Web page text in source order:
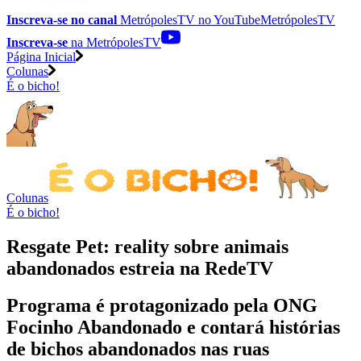
Inscreva-se no canal MetrópolesTV noYouTubeMetrópolesTV
Inscreva-se na MetrópolesTV
Página Inicial
Colunas
É o bicho!
Colunas
É o bicho!
Resgate Pet: reality sobre animais
abandonados estreia na RedeTV
Programa é protagonizado pela ONG
Focinho Abandonado e contará histórias
de bichos abandonados nas ruas